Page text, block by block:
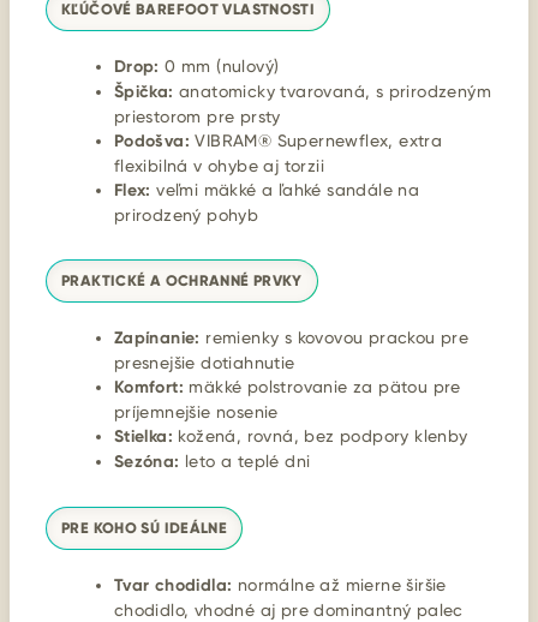
KĽÚČOVÉ BAREFOOT VLASTNOSTI
Drop: 0 mm (nulový)
Špička: anatomicky tvarovaná, s prirodzeným
priestorom pre prsty
Podošva: VIBRAM® Supernewflex, extra
flexibilná v ohybe aj torzii
Flex: veľmi mäkké a ľahké sandále na
prirodzený pohyb
PRAKTICKÉ A OCHRANNÉ PRVKY
Zapínanie: remienky s kovovou prackou pre
presnejšie dotiahnutie
Komfort: mäkké polstrovanie za pätou pre
príjemnejšie nosenie
Stielka: kožená, rovná, bez podpory klenby
Sezóna: leto a teplé dni
PRE KOHO SÚ IDEÁLNE
Tvar chodidla: normálne až mierne širšie
chodidlo, vhodné aj pre dominantný palec